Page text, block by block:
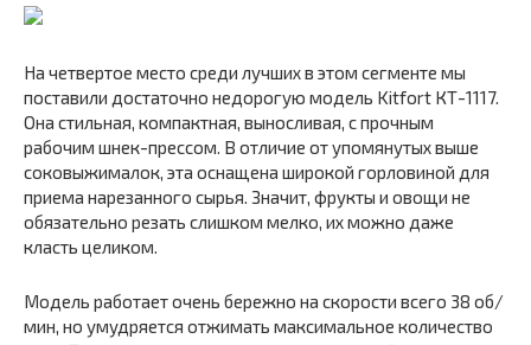
На четвертое место среди лучших в этом сегменте мы
поставили достаточно недорогую модель Kitfort КТ-1117.
Она стильная, компактная, выносливая, с прочным
рабочим шнек-прессом. В отличие от упомянутых выше
соковыжималок, эта оснащена широкой горловиной для
приема нарезанного сырья. Значит, фрукты и овощи не
обязательно резать слишком мелко, их можно даже
класть целиком.
Модель работает очень бережно на скорости всего 38 об/
мин, но умудряется отжимать максимальное количество